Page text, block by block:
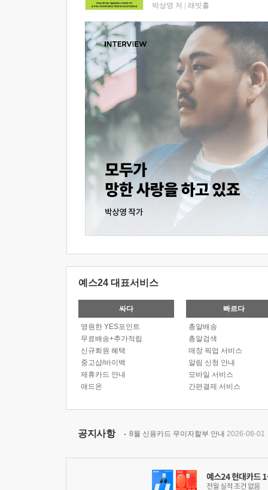
박상영 저 래빗홀
예스24 대표서비스
싸다
영원한 YES포인트
무료배송+추가적립
신규회원 혜택
중고샵/바이백
제휴카드 안내
애드온
빠르다
총알배송
총알검색
매장 픽업 서비스
알림 신청 안내
모바일 서비스
간편결제 서비스
공지사항 8월 신용카드 무이자할부 안내 2026-08-01